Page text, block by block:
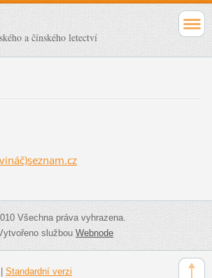
a čínského letectví
Všechna práva vyhrazena.
službouWebnode
Standardní verzi